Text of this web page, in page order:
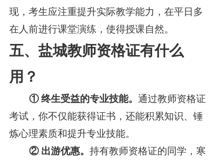
现，考生应注重提升实际教学能力，在平日多
在人前进行课堂演练，使得授课自然。
五、盐城教师资格证有什么
用？
① 终生受益的专业技能。通过教师资格证
考试，你不仅能获得证书，还能积累知识、锤
炼心理素质和提升专业技能。
② 出游优惠。持有教师资格证的同学，寒